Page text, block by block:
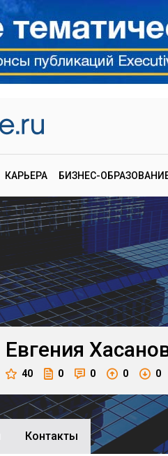
КАРЬЕРА БИЗНЕС-
Евгения
40 0 0 0 0
Контакты